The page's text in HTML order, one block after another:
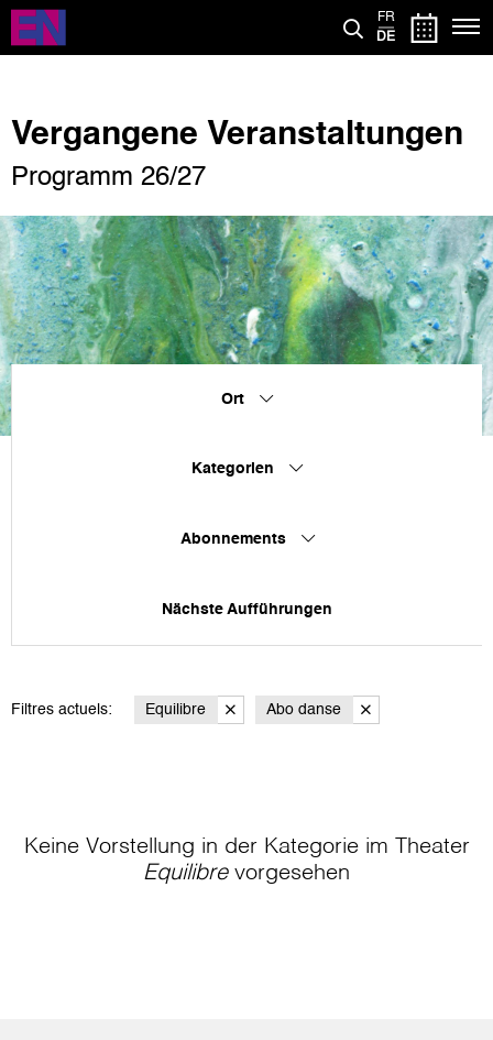
Direkt
zum
Inhalt
FR
DE
Vergangene Veranstaltungen
Programm 26/27
Ort
Kategorien
Abonnements
Nächste Aufführungen
Filtres actuels: Equilibre Abo danse
Keine Vorstellung in der Kategorie im Theater
Equilibrevorgesehen